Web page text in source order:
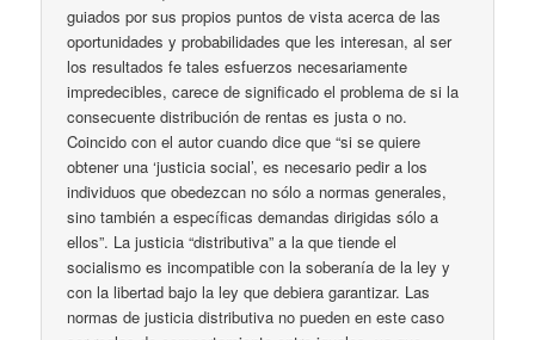
guiados por sus propios puntos de vista acerca de las
oportunidades y probabilidades que les interesan, al ser
los resultados fe tales esfuerzos necesariamente
impredecibles, carece de significado el problema de si la
consecuente distribución de rentas es justa o no.
Coincido con el autor cuando dice que “si se quiere
obtener una ‘justicia social’, es necesario pedir a los
individuos que obedezcan no sólo a normas generales,
sino también a específicas demandas dirigidas sólo a
ellos”. La justicia “distributiva” a la que tiende el
socialismo es incompatible con la soberanía de la ley y
con la libertad bajo la ley que debiera garantizar. Las
normas de justicia distributiva no pueden en este caso